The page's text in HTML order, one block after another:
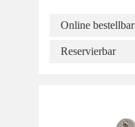
Online bestellbar
Reservierbar